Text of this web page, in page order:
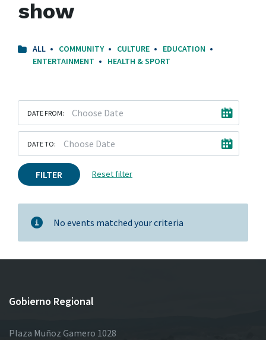
show
ALL COMMUNITY CULTURE
EDUCATION
ENTERTAINMENT
HEALTH & SPORT
DATE FROM:
DATE TO:
FILTER Reset filter
No events matched your criteria
Gobierno Regional
Plaza Muñoz Gamero 1028